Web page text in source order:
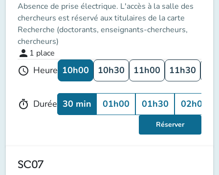
Absence de prise électrique. L'accès à la salle des
chercheurs est réservé aux titulaires de la carte
Recherche (doctorants, enseignants-chercheurs,
chercheurs)
person 1 place
schedule Heure 10h00 10h30 11h00 11h30
timer Durée 30 min 01h00 01h30 02h00
Réserver
SC07